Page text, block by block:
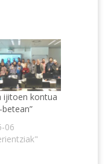
ijitoen kontua
06